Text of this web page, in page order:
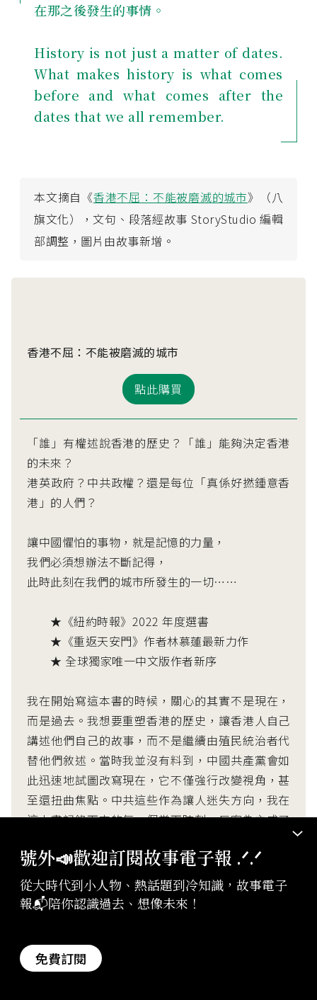
在那之後發生的事情。
History is not just a matter of dates.
What makes history is what comes
before and what comes after the
dates that we all remember.
本文摘自《香港不屈：不能被磨滅的城市》（八
旗文化），文句、段落經故事 StoryStudio 編輯
部調整，圖片由故事新增。
香港不屈：不能被磨滅的城市
點此購買
「誰」有權述說香港的歷史？「誰」能夠決定香港
的未來？
港英政府？中共政權？還是每位「真係好撚鍾意香
港」的人們？
讓中國懼怕的事物，就是記憶的力量，
我們必須想辦法不斷記得，
此時此刻在我們的城市所發生的一切……
★《紐約時報》2022 年度選書
★《重返天安門》作者林慕蓮最新力作
★ 全球獨家唯一中文版作者新序
我在開始寫這本書的時候，關心的其實不是現在，
而是過去。我想要重塑香港的歷史，讓香港人自己
講述他們自己的故事，而不是繼續由殖民統治者代
替他們敘述。當時我並沒有料到，中國共產黨會如
此迅速地試圖改寫現在，它不僅強行改變視角，甚
至還扭曲焦點。中共這些作為讓人迷失方向，我在
這本書記錄下來的每一個當下時刻，反客為主成了
作者林慕蓮將此作獻給「那些真係好撚鍾意香港的
人們」。此處始終依附於周邊大國、卻在過去百年
足，卻又無力的見證他的受困與逐漸失去光芒。
號外📣歡迎訂閱故事電子報 .ᐟ‪‪.ᐟ
從大時代到小人物、熱話題到冷知識，故事電子
報📬陪你認識過去、想像未來！
免費訂閱